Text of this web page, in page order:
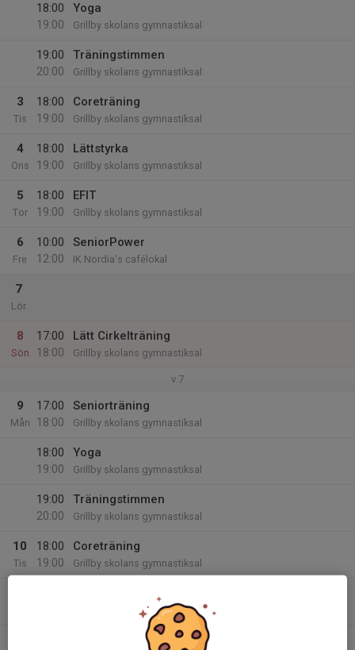
18:00
19:00
Yoga
Grillby skolans gymnastiksal
19:00
20:00
Träningstimmen
Grillby skolans gymnastiksal
3
Tis
18:00
19:00
Coreträning
Grillby skolans gymnastiksal
4
Ons
18:00
19:00
Lättstyrka
Grillby skolans gymnastiksal
5
Tor
18:00
19:00
EFIT
Grillby skolans gymnastiksal
6
Fre
10:00
12:00
SeniorPower
IK Nordia's cafélokal
7
Lör
8
Sön
17:00
18:00
Lätt Cirkelträning
Grillby skolans gymnastiksal
v.7
9
Mån
17:00
18:00
Seniorträning
Grillby skolans gymnastiksal
18:00
19:00
Yoga
Grillby skolans gymnastiksal
19:00
20:00
Träningstimmen
Grillby skolans gymnastiksal
10
Tis
18:00
19:00
Coreträning
Grillby skolans gymnastiksal
Grillby skolans gymnastiksal